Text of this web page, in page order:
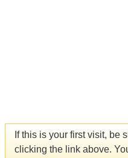
If this is your first visit, be
clicking the link above.